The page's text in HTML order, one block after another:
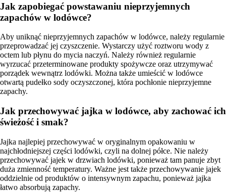
Jak zapobiegać powstawaniu nieprzyjemnych
zapachów w lodówce?
Aby uniknąć nieprzyjemnych zapachów w lodówce, należy regularnie
przeprowadzać jej czyszczenie. Wystarczy użyć roztworu wody z
octem lub płynu do mycia naczyń. Należy również regularnie
wyrzucać przeterminowane produkty spożywcze oraz utrzymywać
porządek wewnątrz lodówki. Można także umieścić w lodówce
otwartą pudełko sody oczyszczonej, która pochłonie nieprzyjemne
zapachy.
Jak przechowywać jajka w lodówce, aby zachować ich
świeżość i smak?
Jajka najlepiej przechowywać w oryginalnym opakowaniu w
najchłodniejszej części lodówki, czyli na dolnej półce. Nie należy
przechowywać jajek w drzwiach lodówki, ponieważ tam panuje zbyt
duża zmienność temperatury. Ważne jest także przechowywanie jajek
oddzielnie od produktów o intensywnym zapachu, ponieważ jajka
łatwo absorbują zapachy.